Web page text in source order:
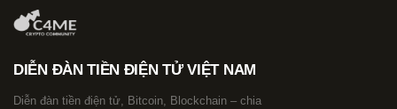
DIỄN ĐÀN TIỀN ĐIỆN TỬ VIỆT NAM
Diễn đàn tiền điện tử, Bitcoin, Blockchain – chia